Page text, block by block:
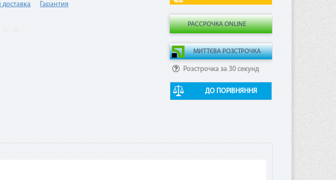
РАССРОЧКА ONLINE
Розстрочка за 30 секунд
ДО ПОРІВНЯННЯ
Гарантия
по сервисам «Мгновенная